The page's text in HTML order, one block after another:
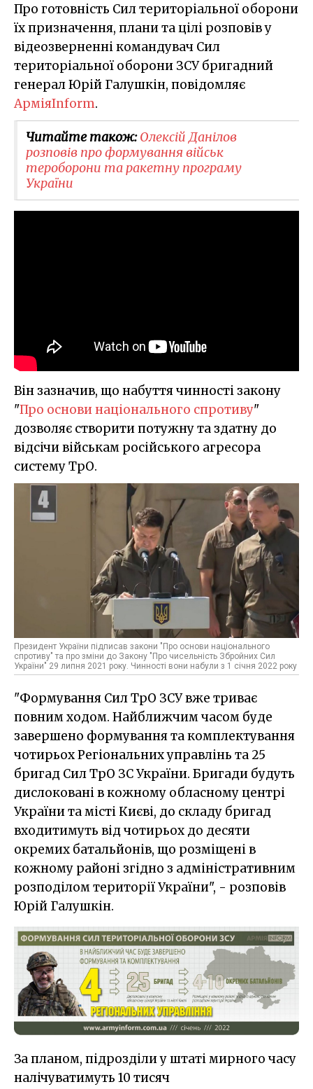
Про готовність Сил територіальної оборони
їх призначення, плани та цілі розповів у
відеозверненні командувач Сил
територіальної оборони ЗСУ бригадний
генерал Юрій Галушкін, повідомляє
АрміяInform.
Читайте також:Олексій Данілов
розповів про формування військ
тероборони та ракетну програму
України
Він зазначив, що набуття чинності закону
"Про основи національного спротиву"
дозволяє створити потужну та здатну до
відсічи військам російського агресора
систему ТрО.
Президент України підписав закони "Про основи національного
спротиву" та про зміни до Закону "Про чисельність Збройних Сил
України" 29 липня 2021 року. Чинності вони набули з 1 січня 2022 року
"Формування Сил ТрО ЗСУ вже триває
повним ходом. Найближчим часом буде
завершено формування та комплектування
чотирьох Регіональних управлінь та 25
бригад Сил ТрО ЗС України. Бригади будуть
дислоковані в кожному обласному центрі
України та місті Києві, до складу бригад
входитимуть від чотирьох до десяти
окремих батальйонів, що розміщені в
кожному районі згідно з адміністративним
розподілом території України", - розповів
Юрій Галушкін.
За планом, підрозділи у штаті мирного часу
налічуватимуть 10 тисяч